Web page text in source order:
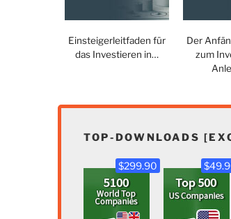
Einsteigerleitfaden für
das Investieren in…
Der
zum
TOP-DOWNLOADS
$299.90